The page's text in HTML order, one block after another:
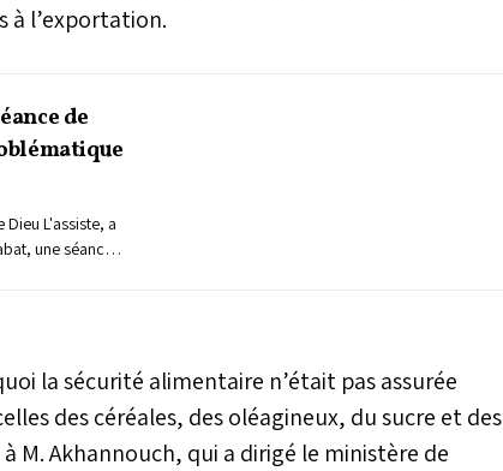
à l’exportation.
de
Dieu L'assiste, a
une séance
la sécurité alimentaire n’était pas assurée
des céréales, des oléagineux, du sucre et des
Akhannouch, qui a dirigé le ministère de